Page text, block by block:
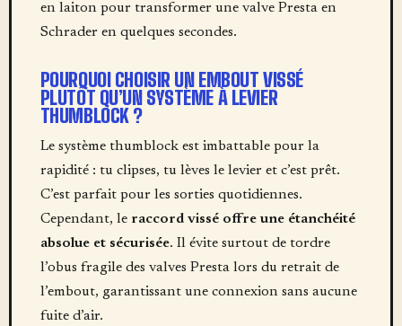
en laiton pour transformer une valve Presta en
Schrader en quelques secondes.
POURQUOI CHOISIR UN EMBOUT VISSÉ
PLUTÔT QU’UN SYSTÈME À LEVIER
THUMBLOCK ?
Le système thumblock est imbattable pour la
rapidité : tu clipses, tu lèves le levier et c’est prêt.
C’est parfait pour les sorties quotidiennes.
Cependant, le raccord vissé offre une étanchéité
absolue et sécurisée. Il évite surtout de tordre
l’obus fragile des valves Presta lors du retrait de
l’embout, garantissant une connexion sans aucune
fuite d’air.